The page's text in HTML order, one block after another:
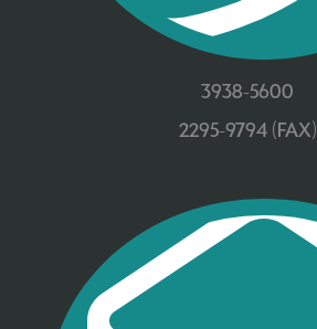
3938-5600
2295-9794 (FAX)